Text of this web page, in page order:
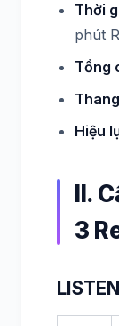
Thời
phút
Tổng
Hiệu
II.
3